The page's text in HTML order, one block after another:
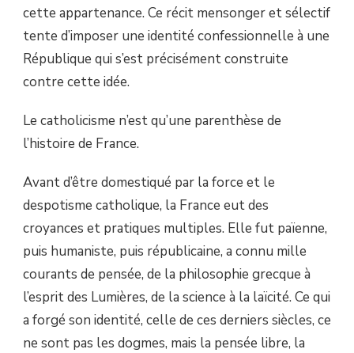
cette appartenance. Ce récit mensonger et sélectif
tente d’imposer une identité confessionnelle à une
République qui s’est précisément construite
contre cette idée.
Le catholicisme n’est qu’une parenthèse de
l’histoire de France.
Avant d’être domestiqué par la force et le
despotisme catholique, la France eut des
croyances et pratiques multiples. Elle fut païenne,
puis humaniste, puis républicaine, a connu mille
courants de pensée, de la philosophie grecque à
l’esprit des Lumières, de la science à la laïcité. Ce qui
a forgé son identité, celle de ces derniers siècles, ce
ne sont pas les dogmes, mais la pensée libre, la